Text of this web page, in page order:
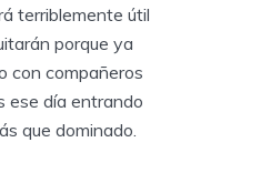
terriblemente útil
porque ya
con compañeros
ese día entrando
que dominado.